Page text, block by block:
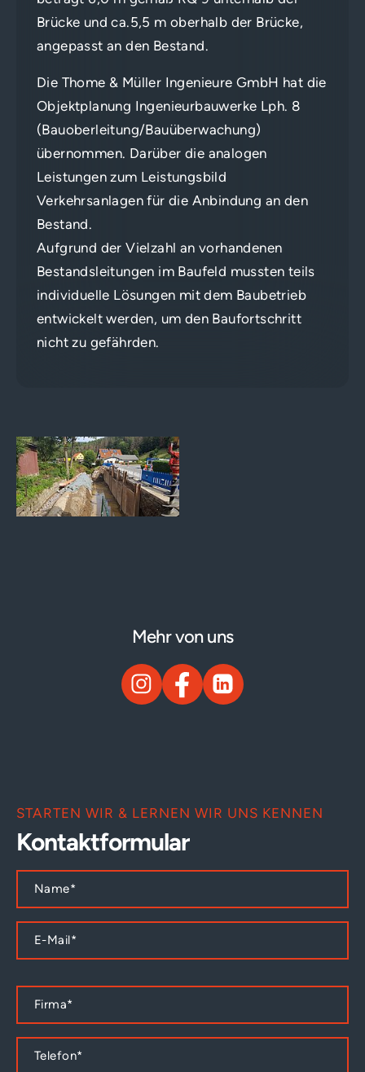
Brücke und ca.5,5 m oberhalb der Brücke,
angepasst an den Bestand.
Die Thome & Müller Ingenieure GmbH hat die
Objektplanung Ingenieurbauwerke Lph. 8
(Bauoberleitung/Bauüberwachung)
übernommen. Darüber die analogen
Leistungen zum Leistungsbild
Verkehrsanlagen für die Anbindung an den
Bestand.
Aufgrund der Vielzahl an vorhandenen
Bestandsleitungen im Baufeld mussten teils
individuelle Lösungen mit dem Baubetrieb
entwickelt werden, um den Baufortschritt
nicht zu gefährden.
Mehr von uns
STARTEN WIR & LERNEN WIR UNS KENNEN
Kontaktformular